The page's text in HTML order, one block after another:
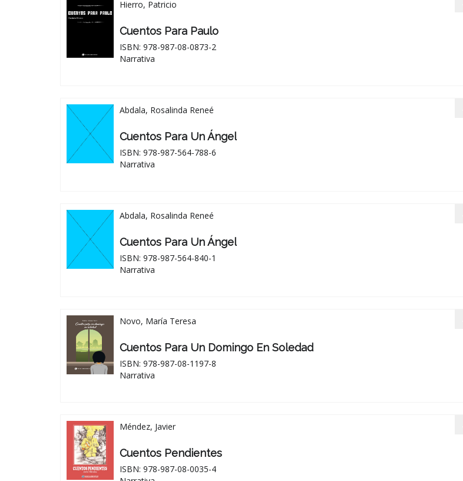
Hierro, Patricio
Cuentos Para Paulo
ISBN: 978-987-08-0873-2
Narrativa
Abdala, Rosalinda Reneé
Cuentos Para Un Ángel
ISBN: 978-987-564-788-6
Narrativa
Abdala, Rosalinda Reneé
Cuentos Para Un Ángel
ISBN: 978-987-564-840-1
Narrativa
Novo, María Teresa
Cuentos Para Un Domingo En Soledad
ISBN: 978-987-08-1197-8
Narrativa
Méndez, Javier
Cuentos Pendientes
ISBN: 978-987-08-0035-4